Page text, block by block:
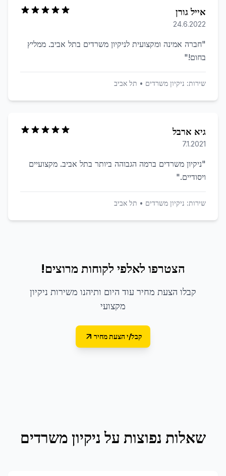
אייל גורן
24.6.2022
"חברה אמינה ומקצועית לניקיון משרדים בתל אביב. ממליץ
בחום!"
שירות: ניקיון משרדים • תל אביב
גיא ארבל
7.1.2021
"ניקיון משרדים ברמה הגבוהה ביותר בתל אביב. מקצועיים
ויסודיים."
שירות: ניקיון משרדים • תל אביב
הצטרפו לאלפי לקוחות מרוצים!
קבלו הצעת מחיר עוד היום ותיהנו משירות ניקיון
מקצועי
קבל/י הצעת מחיר
שאלות נפוצות על ניקיון משרדים